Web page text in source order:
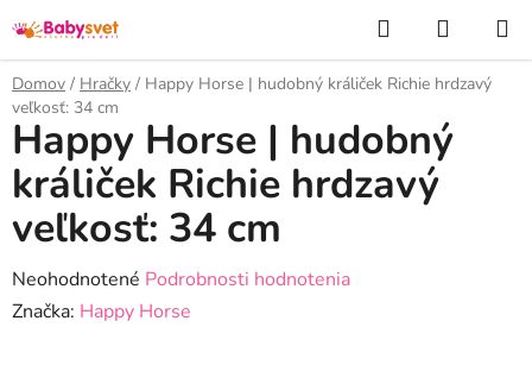
na
obsah
Hľadať
KOŠÍK
Domov / Hračky / Happy Horse | hudobný králiček Richie hrdzavý
veľkosť: 34 cm
Happy Horse | hudobný
králiček Richie hrdzavý
veľkosť: 34 cm
Priemerné
hodnotenie
Neohodnotené Podrobnosti hodnotenia
Značka: Happy Horse